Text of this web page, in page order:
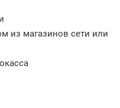
из магазинов сети или